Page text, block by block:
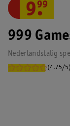
999
Nederlandstalig
(4.75/5)
9.
99